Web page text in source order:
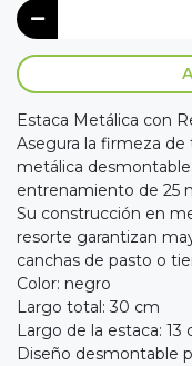
Estaca Metálica con
Asegura la firmeza
metálica
entrenamiento de 25
Su construcción en
resorte garantizan
canchas de pasto o
Color: negro
Largo total: 30 cm
Largo de la estaca: 13
Diseño desmontable